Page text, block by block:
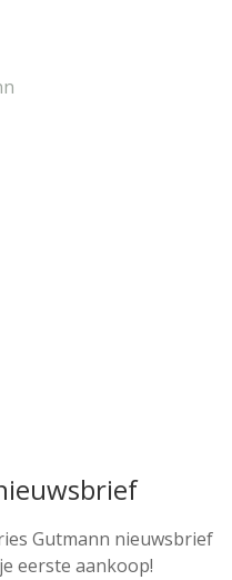
Gutmann nieuwsbrief
eerste aankoop!